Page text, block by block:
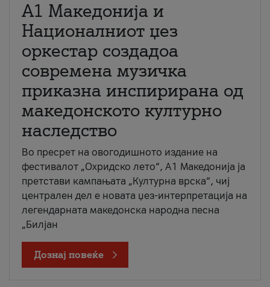
А1 Македонија и
Националниот џез
оркестар создадоа
современа музичка
приказна инспирирана од
македонското културно
наследство
Во пресрет на овогодишното издание на
фестивалот „Охридско лето“, А1 Македонија ја
претстави кампањата „Културна врска“, чиј
централен дел е новата џез-интерпретација на
легендарната македонска народна песна
„Билјан
Дознај повеќе